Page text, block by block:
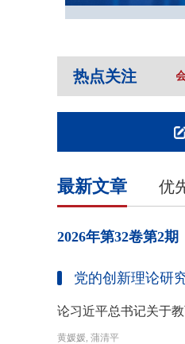
热点关注
《重庆大学学报（社会
最新文章 优
2026年第32卷第2期
党的创新理论研
论习近平总书记关于
黄媛媛, 蒲清平